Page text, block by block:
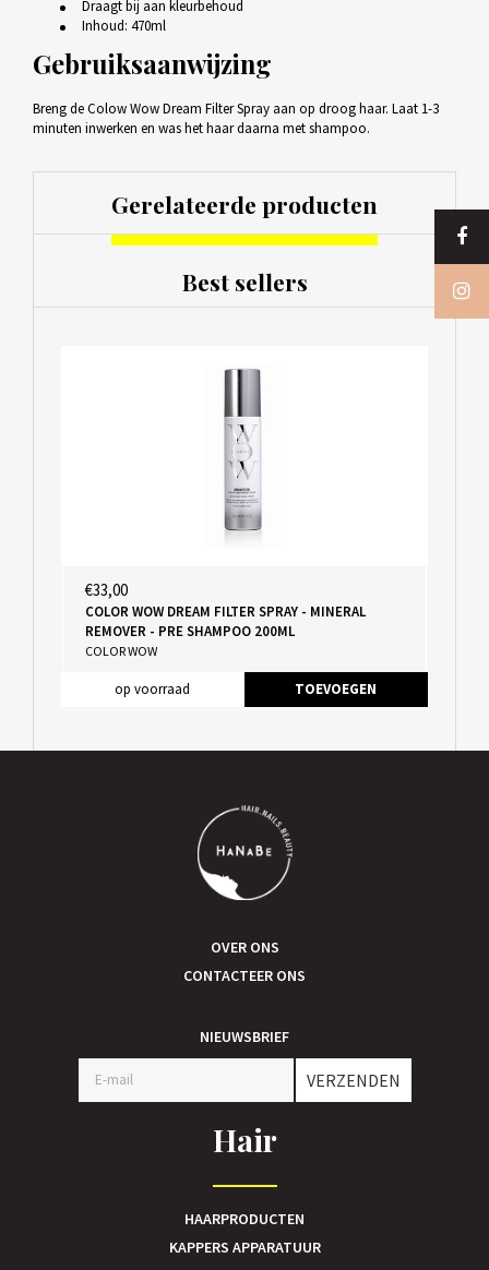
Draagt bij aan kleurbehoud
Inhoud: 470ml
Gebruiksaanwijzing
Breng de Colow Wow Dream Filter Spray aan op droog haar. Laat 1-3
minuten inwerken en was het haar daarna met shampoo.
Gerelateerde producten
Best sellers
€33,00
COLOR WOW DREAM FILTER SPRAY - MINERAL
REMOVER - PRE SHAMPOO 200ML
COLOR WOW
op voorraad TOEVOEGEN
OVER ONS
CONTACTEER ONS
NIEUWSBRIEF
VERZENDEN
Hair
HAARPRODUCTEN
KAPPERS APPARATUUR